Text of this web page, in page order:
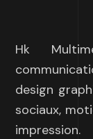
Hk
design
sociaux,
impression.